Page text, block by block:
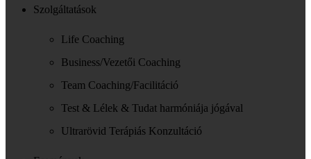
Szolgáltatások
Life Coaching
Business/Vezetői Coaching
Team Coaching/Facilitáció
Test & Lélek & Tudat harmóniája jógával
Ultrarövid Terápiás Konzultáció